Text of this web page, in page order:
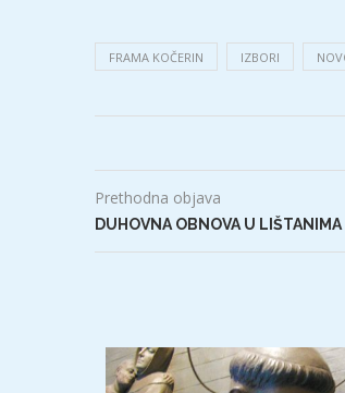
FRAMA KOČERIN IZBORI
Prethodna objava
DUHOVNA OBNOVA U LIŠTANIMA